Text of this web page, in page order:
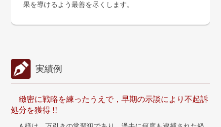
果を導けるよう最善を尽くします。
実績例
緻密に戦略を練ったうえで，早期の示談により不起訴
処分を獲得 !!